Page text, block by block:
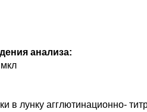
анализа:
в лунку агглютинационно-